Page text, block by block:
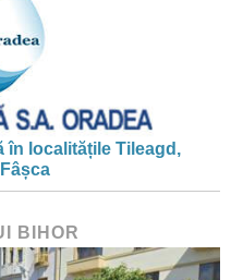
în localitățile Tileagd,
BIHOR